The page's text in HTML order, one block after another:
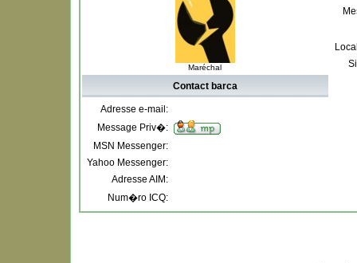
Maréchal
Contact barca
Adresse e-mail:
Message Priv�:
MSN Messenger:
Yahoo Messenger:
Adresse AIM:
Num�ro ICQ: